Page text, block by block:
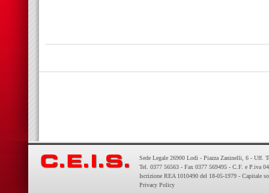
Sede Legale 26900 Lodi - Piazza Zaninelli, 6 - Uff.
Tel. 0377 56563 - Fax 0377 569495 - C.F. e P.iva
Iscrizione REA 1010490 del 18-05-1979 - Capitale
Privacy Policy